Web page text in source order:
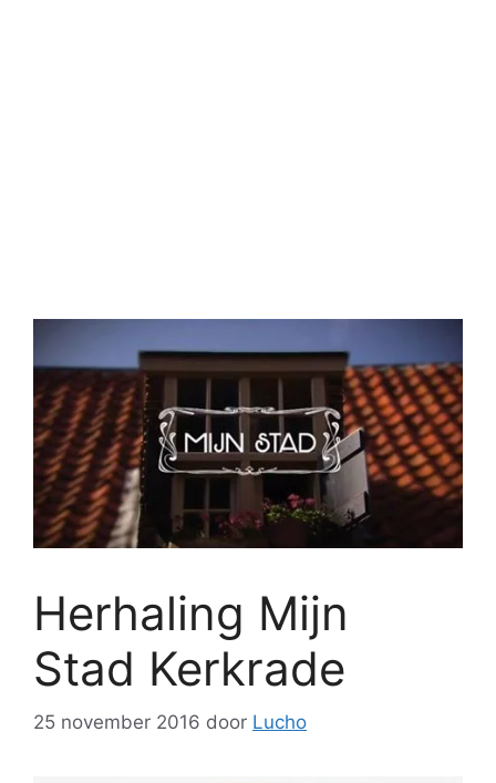
Herhaling Mijn
Stad Kerkrade
25 november 2016 door Lucho